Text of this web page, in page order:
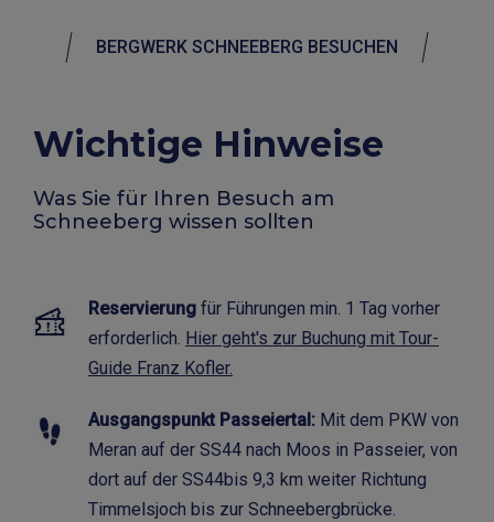
BERGWERK SCHNEEBERG BESUCHEN
Wichtige Hinweise
Was Sie für Ihren Besuch am
Schneeberg wissen sollten
Reservierung für Führungen min. 1 Tag vorher
erforderlich. Hier geht's zur Buchung mit Tour-
Guide Franz Kofler.
Ausgangspunkt Passeiertal: Mit dem PKW von
Meran auf der SS44 nach Moos in Passeier, von
dort auf der SS44bis 9,3 km weiter Richtung
Timmelsjoch bis zur Schneebergbrücke.